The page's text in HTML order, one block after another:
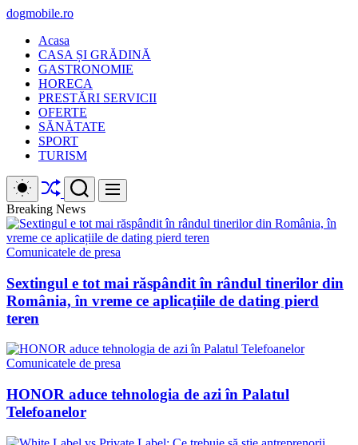
Skip
content
dogmobile.ro
Acasa
CASA ȘI GRĂDINĂ
GASTRONOMIE
HORECA
PRESTĂRI SERVICII
OFERTE
SĂNĂTATE
SPORT
TURISM
Switch
color
mode
ShuffleSearch Menu
Breaking News
Comunicatele de presa
Sextingul e tot mai răspândit în rândul tinerilor din
România, în vreme ce aplicațiile de dating pierd
teren
Comunicatele de presa
HONOR aduce tehnologia de azi în Palatul
Telefoanelor